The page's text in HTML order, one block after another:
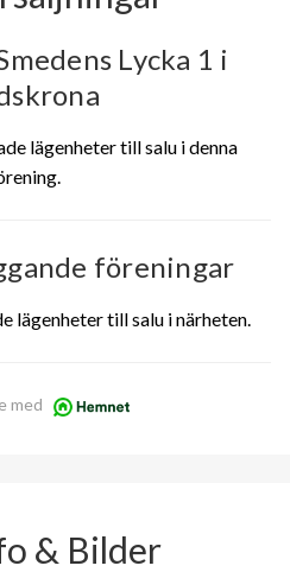
Lycka 1 i
lägenheter till salu i denna
föreningar
lägenheter till salu i närheten.
med
& Bilder